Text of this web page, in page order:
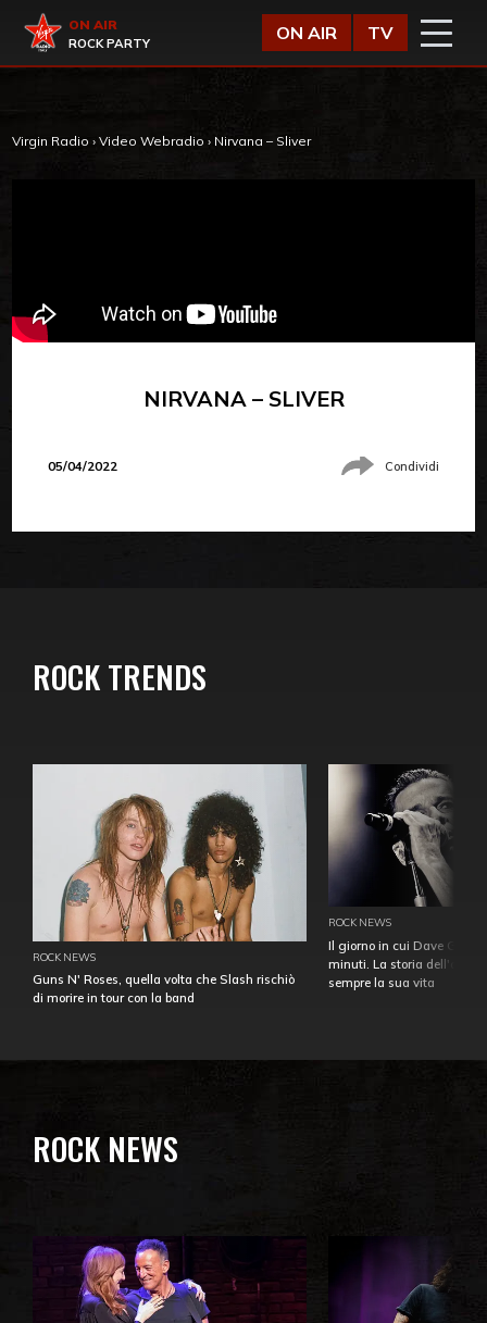
Virgin Radio
ON AIR
ROCK PARTY
ON AIR TV
Virgin Radio › Video Webradio › Nirvana – Sliver
NIRVANA – SLIVER
05/04/2022 Condividi
ROCK TRENDS
ROCK NEWS
Guns N' Roses, quella volta che Slash rischiò
di morire in tour con la band
ROCK NEWS
Il giorno in cui Dave
minuti. La storia
sempre la sua vita
ROCK NEWS